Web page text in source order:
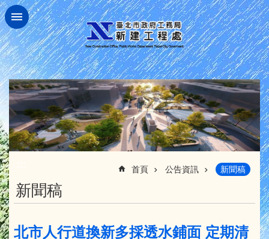
跳到主要內容區塊
首頁 公告資訊 新聞稿
新聞稿
北市人行道換新多採透水鋪面 定期清